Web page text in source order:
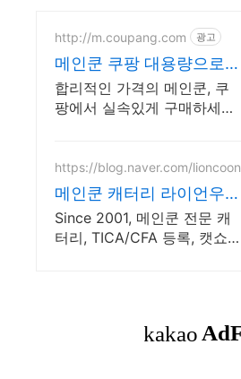
http://m.coupang.com 광고
메인쿤 쿠팡 대용량으로
넉넉하게 사용
합리적인 가격의 메인쿤, 쿠
팡에서 실속있게 구매하세요.
이득보세요.
https://blog.naver.com/lioncoon
메인쿤 캐터리 라이언우
즈
Since 2001, 메인쿤 전문 캐
터리, TICA/CFA 등록, 캣쇼